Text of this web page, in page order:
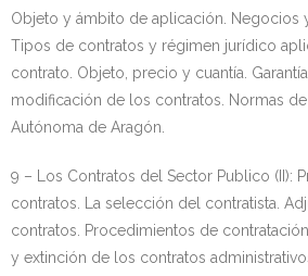
Objeto y ámbito de aplicación. Negocios
Tipos de contratos y régimen jurídico
contrato. Objeto, precio y cuantía.
modificación de los contratos. Normas
Autónoma de Aragón.
9 – Los Contratos del Sector Publico (II):
contratos. La selección del contratista.
contratos. Procedimientos de
y extinción de los contratos